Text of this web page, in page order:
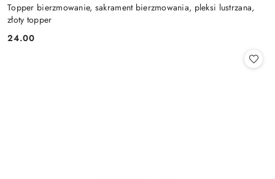
Topper bierzmowanie, sakrament bierzmowania, pleksi lustrzana,
złoty topper
Cena:
24.00